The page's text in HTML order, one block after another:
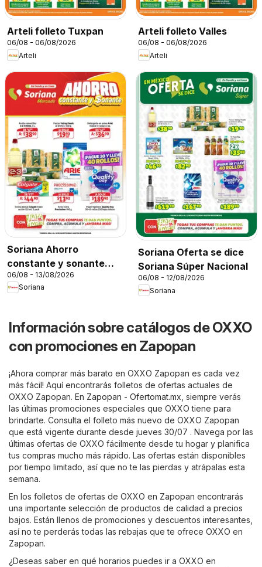
Arteli folleto Tuxpan
06/08 - 06/08/2026
Arteli
Arteli folleto Valles
06/08 - 06/08/2026
Arteli
Soriana Ahorro
constante y sonante
Mercado Nacional
06/08 - 13/08/2026
Soriana
Soriana Oferta se dice
Soriana Súper Nacional
06/08 - 12/08/2026
Soriana
Información sobre catálogos de OXXO
con promociones en Zapopan
¡Ahora comprar más barato en OXXO Zapopan es cada vez
más fácil! Aquí encontrarás folletos de ofertas actuales de
OXXO Zapopan. En Zapopan - Ofertomat.mx , siempre verás
las últimas promociones especiales que OXXO tiene para
brindarte. Consulta el folleto más nuevo de OXXO Zapopan
que está vigente durante desde jueves 30/07 . Navega por las
últimas ofertas de OXXO fácilmente desde tu hogar y planifica
tus compras mucho más rápido. Las ofertas están disponibles
por tiempo limitado, así que no te las pierdas y atrápalas esta
semana.
En los folletos de ofertas de OXXO en Zapopan encontrarás
una importante selección de productos de calidad a precios
bajos. Están llenos de promociones y descuentos interesantes,
así no te perderás todas las rebajas que te ofrece OXXO en
Zapopan.
¿Deseas saber en qué horarios puedes ir a OXXO en